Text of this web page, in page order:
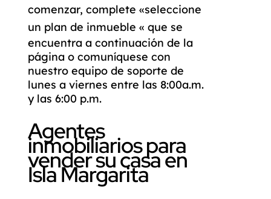
comenzar, complete «seleccione
un plan de inmueble « que se
encuentra a continuación de la
página o comuníquese con
nuestro equipo de soporte de
lunes a viernes entre las 8:00a.m.
y las 6:00 p.m.
Agentes
inmobiliarios para
vender su casa en
Isla Margarita